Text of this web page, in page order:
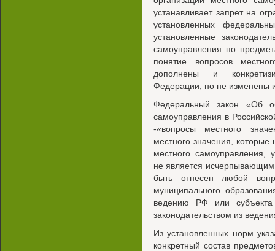
устанавливает запрет на
установленных
установленные
самоуправления по
понятие вопросов
дополнены и
Федерации, но не изменены
Федеральный закон «Об
самоуправления в
-«вопросы местного
местного значения, которые
местного самоуправления,
не является
быть отнесен любой
муниципального
ведению РФ или
законодательством из
Из установленных норм
конкретный состав